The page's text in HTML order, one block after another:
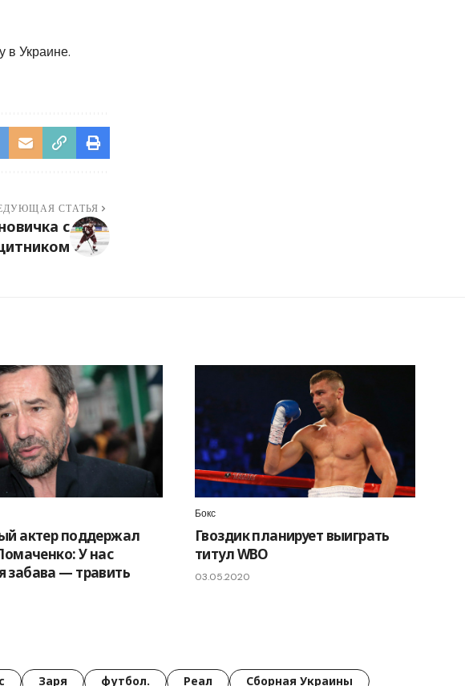
в Украине.
СТАТЬЯ
с
актер поддержал
У нас
забава — травить
Бокс
Гвоздик планирует выиграть
титул WBO
03.05.2020
Заря футбол. Реал Сборная Украины